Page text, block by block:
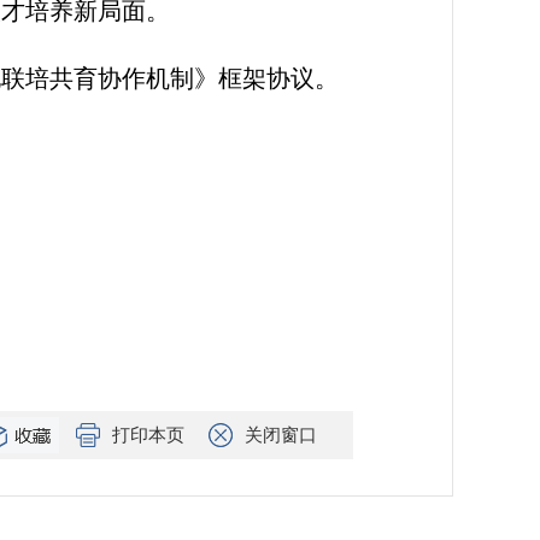
培养新局面。
培共育协作机制》框架协议。
打印本页 关闭窗口